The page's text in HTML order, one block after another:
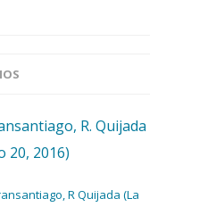
R. Quijada
20, 2016)
R Quijada (La